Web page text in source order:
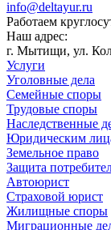
info@deltayur.ru
Работаем
Наш адрес:
г. Мытищи, ул.
Услуги
Уголовные дела
Семейные споры
Трудовые споры
Наследственные
Юридическим
Земельное право
Защита
Автоюрист
Страховой юрист
Жилищные споры
Миграционные